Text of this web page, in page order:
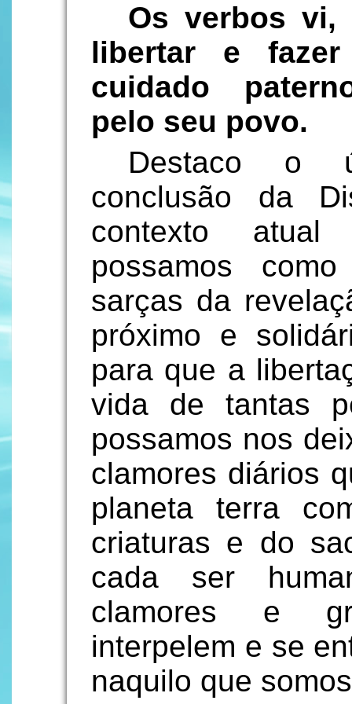
Os verbos vi,
libertar e
cuidado
pelo seu povo.
Destaco o
conclusão da
contexto
possamos
sarças da
próximo e
para que a
vida de tantas
possamos nos
clamores diários
planeta terra
criaturas e do
cada ser
clamores e
interpelem e se
naquilo que